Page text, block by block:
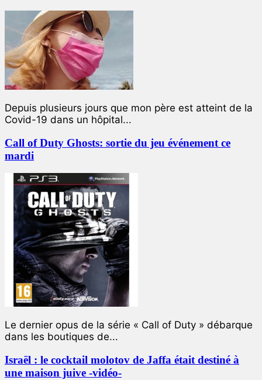
Depuis plusieurs jours que mon père est atteint de la
Covid-19 dans un hôpital...
Call of Duty Ghosts: sortie du jeu événement ce
mardi
Le dernier opus de la série « Call of Duty » débarque
dans les boutiques de...
Israël : le cocktail molotov de Jaffa était destiné à
une maison juive -vidéo-